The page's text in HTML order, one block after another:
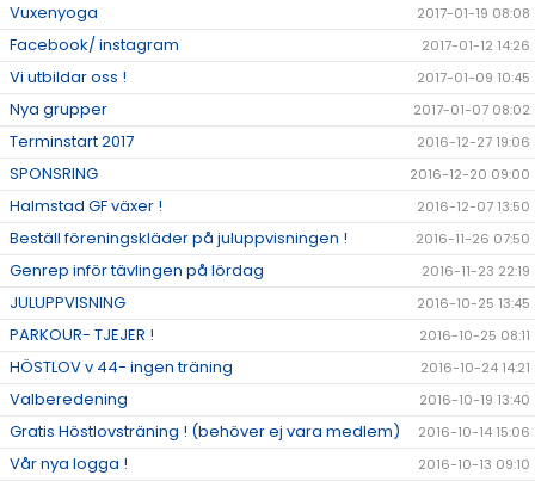
Vuxenyoga 2017-01-19 08:08
Facebook/ instagram 2017-01-12 14:26
Vi utbildar oss ! 2017-01-09 10:45
Nya grupper 2017-01-07 08:02
Terminstart 2017 2016-12-27 19:06
SPONSRING 2016-12-20 09:00
Halmstad GF växer ! 2016-12-07 13:50
Beställ föreningskläder på juluppvisningen ! 2016-11-26 07:50
Genrep inför tävlingen på lördag 2016-11-23 22:19
JULUPPVISNING 2016-10-25 13:45
PARKOUR- TJEJER ! 2016-10-25 08:11
HÖSTLOV v 44- ingen träning 2016-10-24 14:21
Valberedening 2016-10-19 13:40
Gratis Höstlovsträning ! (behöver ej vara medlem) 2016-10-14 15:06
Vår nya logga ! 2016-10-13 09:10